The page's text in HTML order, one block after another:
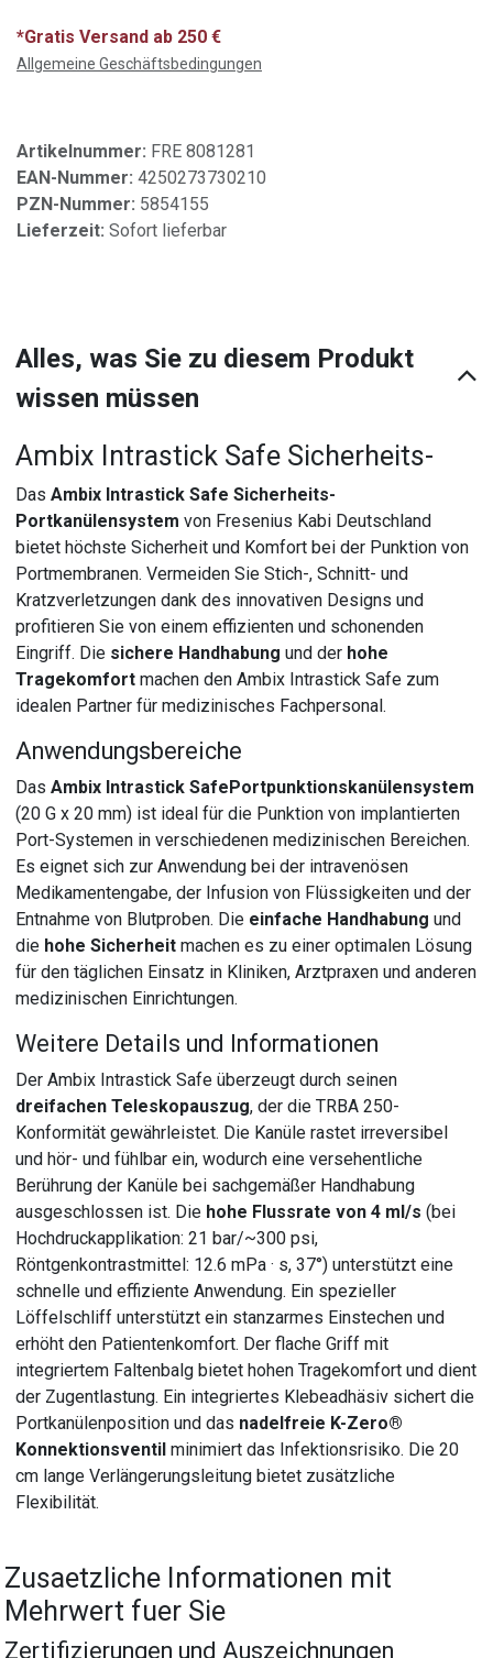
*Gratis Versand ab 250 €
Allgemeine Geschäftsbedingungen
Artikelnummer: FRE 8081281
EAN-Nummer: 4250273730210
PZN-Nummer: 5854155
Lieferzeit: Sofort lieferbar
Alles, was Sie zu diesem Produkt
wissen müssen
Ambix Intrastick Safe Sicherheits-
DasAmbix Intrastick Safe Sicherheits-
Portkanülensystem von Fresenius Kabi Deutschland
bietet höchste Sicherheit und Komfort bei der Punktion von
Portmembranen. Vermeiden Sie Stich-, Schnitt- und
Kratzverletzungen dank des innovativen Designs und
profitieren Sie von einem effizienten und schonenden
Eingriff. Die sichere Handhabung und der hohe
Tragekomfort machen den Ambix Intrastick Safe zum
idealen Partner für medizinisches Fachpersonal.
Anwendungsbereiche
DasAmbix Intrastick SafePortpunktionskanülensystem
(20 G x 20 mm) ist ideal für die Punktion von implantierten
Port-Systemen in verschiedenen medizinischen Bereichen.
Es eignet sich zur Anwendung bei der intravenösen
Medikamentengabe, der Infusion von Flüssigkeiten und der
Entnahme von Blutproben. Die einfache Handhabung und
die hohe Sicherheit machen es zu einer optimalen Lösung
für den täglichen Einsatz in Kliniken, Arztpraxen und anderen
medizinischen Einrichtungen.
Weitere Details und Informationen
Der Ambix Intrastick Safe überzeugt durch seinen
dreifachen Teleskopauszug, der die TRBA 250-
Konformität gewährleistet. Die Kanüle rastet irreversibel
und hör- und fühlbar ein, wodurch eine versehentliche
Berührung der Kanüle bei sachgemäßer Handhabung
ausgeschlossen ist. Die hohe Flussrate von 4 ml/s (bei
Hochdruckapplikation: 21 bar/~300 psi,
Röntgenkontrastmittel: 12.6 mPa · s, 37°) unterstützt eine
schnelle und effiziente Anwendung. Ein spezieller
Löffelschliff unterstützt ein stanzarmes Einstechen und
erhöht den Patientenkomfort. Der flache Griff mit
integriertem Faltenbalg bietet hohen Tragekomfort und dient
der Zugentlastung. Ein integriertes Klebeadhäsiv sichert die
Portkanülenposition und das nadelfreie K-Zero®
Konnektionsventil minimiert das Infektionsrisiko. Die 20
cm lange Verlängerungsleitung bietet zusätzliche
Flexibilität.
Zusaetzliche Informationen mit
Mehrwert fuer Sie
Zertifizierungen und Auszeichnungen